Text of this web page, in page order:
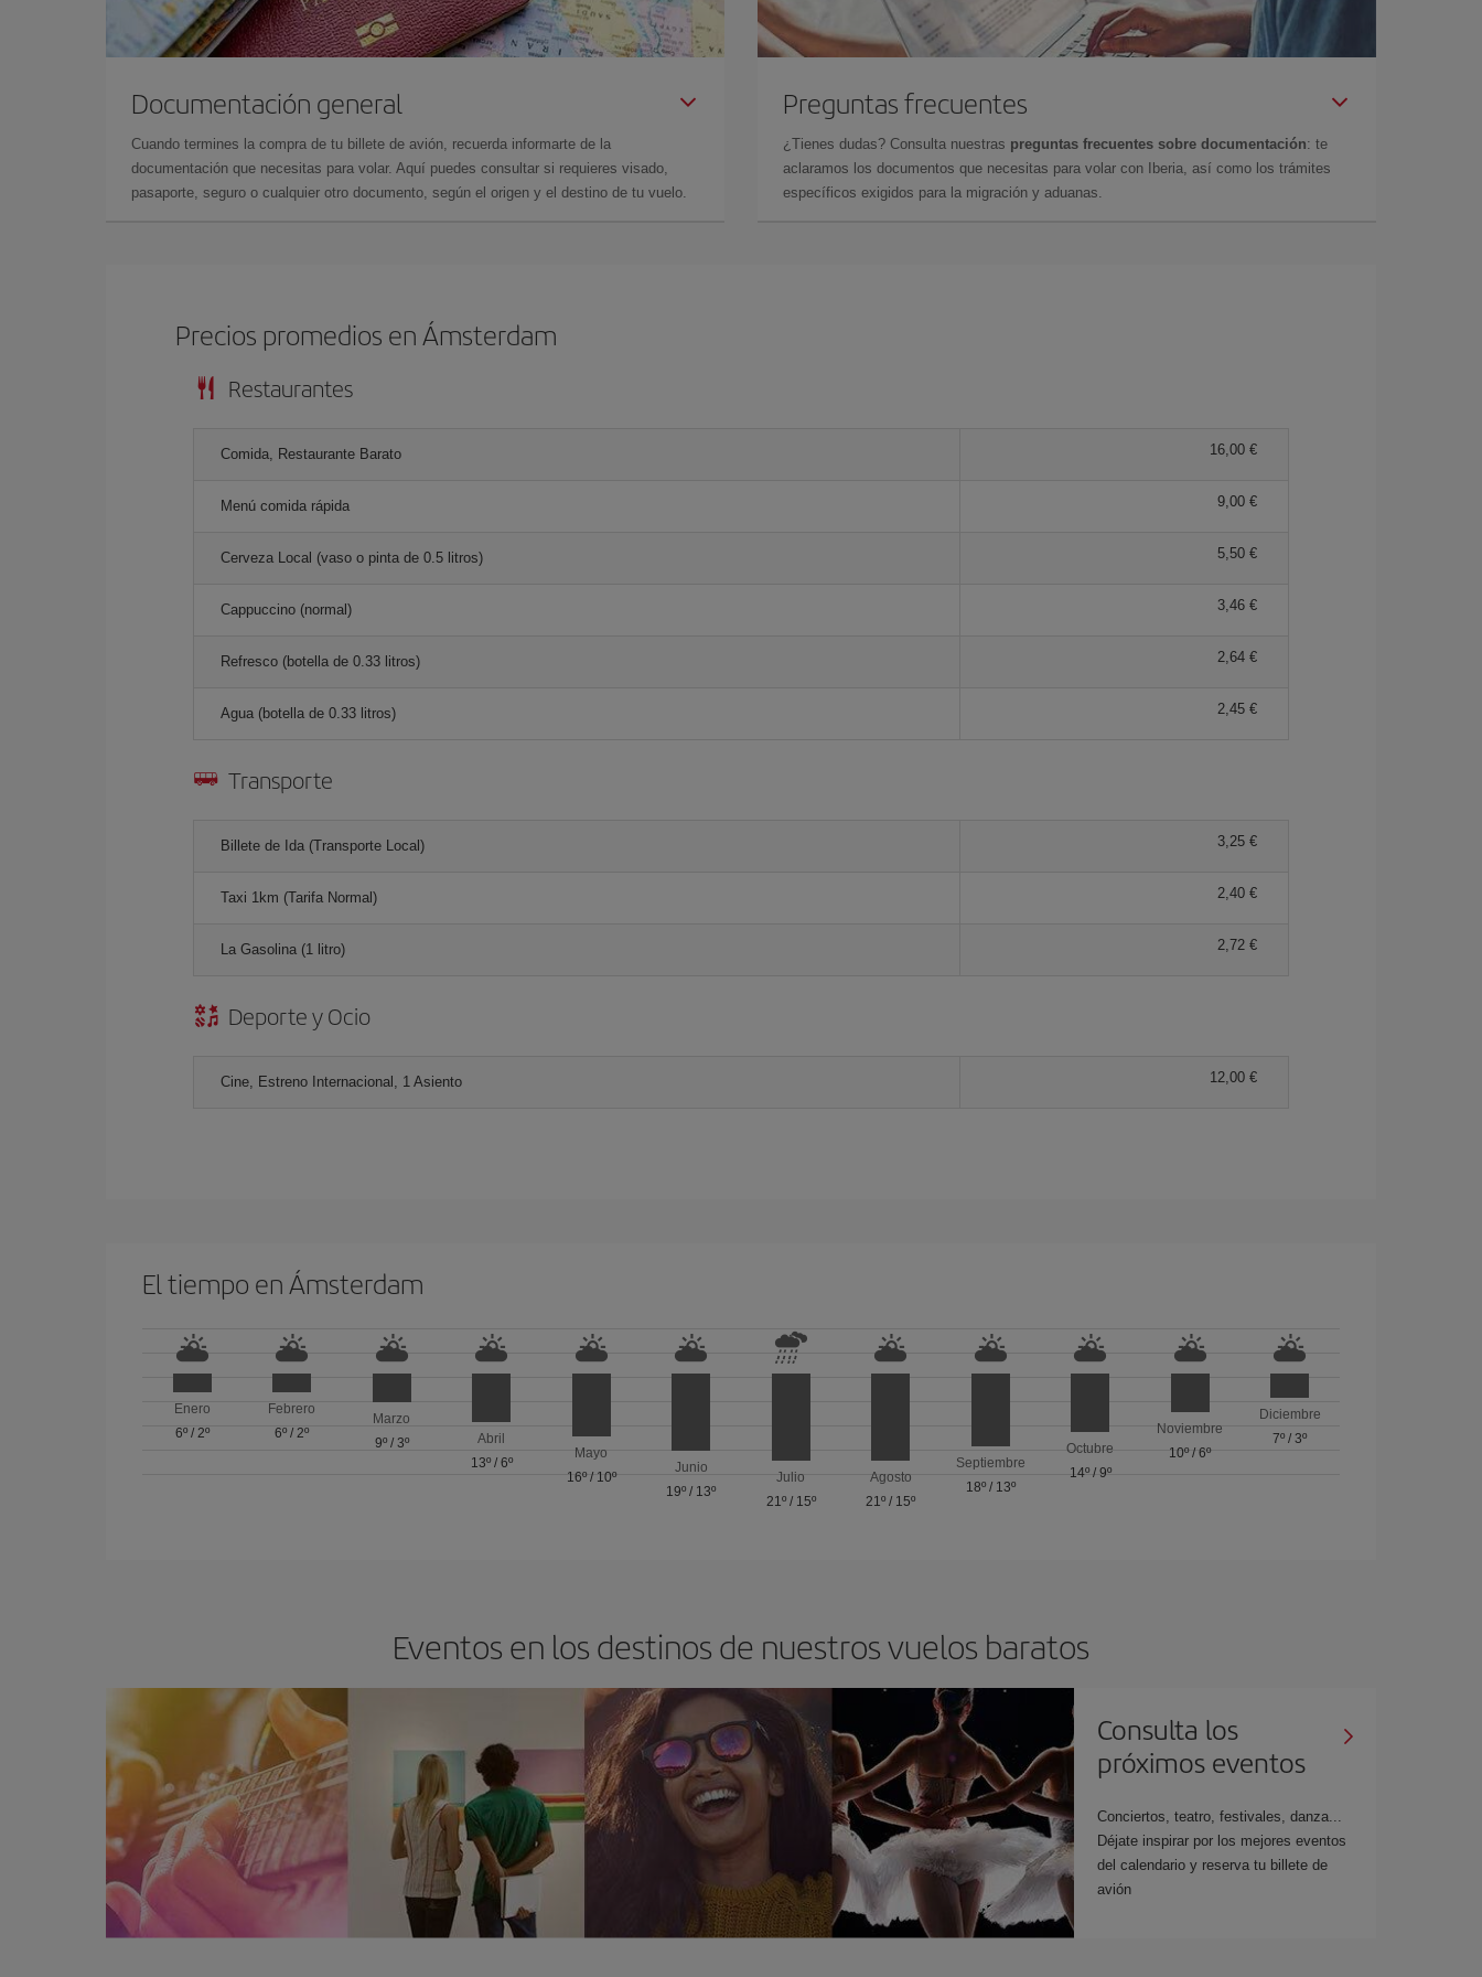
Documentación general
Cuando termines la compra de tu billete de avión, recuerda informarte de la
documentación que necesitas para volar. Aquí puedes consultar si requieres visado,
pasaporte, seguro o cualquier otro documento, según el origen y el destino de tu vuelo.
Preguntas frecuentes
¿Tienes dudas? Consulta nuestras preguntas frecuentes sobre documentación: te
aclaramos los documentos que necesitas para volar con Iberia, así como los trámites
específicos exigidos para la migración y aduanas.
Precios promedios en Ámsterdam
Restaurantes
Comida, Restaurante Barato 16,00 €
Menú comida rápida 9,00 €
Cerveza Local (vaso o pinta de 0.5 litros) 5,50 €
Cappuccino (normal) 3,46 €
Refresco (botella de 0.33 litros) 2,64 €
Agua (botella de 0.33 litros) 2,45 €
Transporte
Billete de Ida (Transporte Local) 3,25 €
Taxi 1km (Tarifa Normal) 2,40 €
La Gasolina (1 litro) 2,72 €
Deporte y Ocio
Cine, Estreno Internacional, 1 Asiento 12,00 €
El tiempo en Ámsterdam
Enero
6º/ 2º
Febrero
6º /2º
Marzo
9º/ 3º
Abril
13º/ 6º
Mayo
16º/ 10º
Junio
19º / 13º
Julio
21º/ 15º
Agosto
21º / 15º
Septiembre
18º/ 13º
Octubre
14º/ 9º
Noviembre
10º/6º
Diciembre
7º /3º
Eventos en los destinos de nuestros vuelos baratos
Consulta los
próximos eventos
Conciertos, teatro, festivales, danza...
Déjate inspirar por los mejores eventos
del calendario y reserva tu billete de
avión